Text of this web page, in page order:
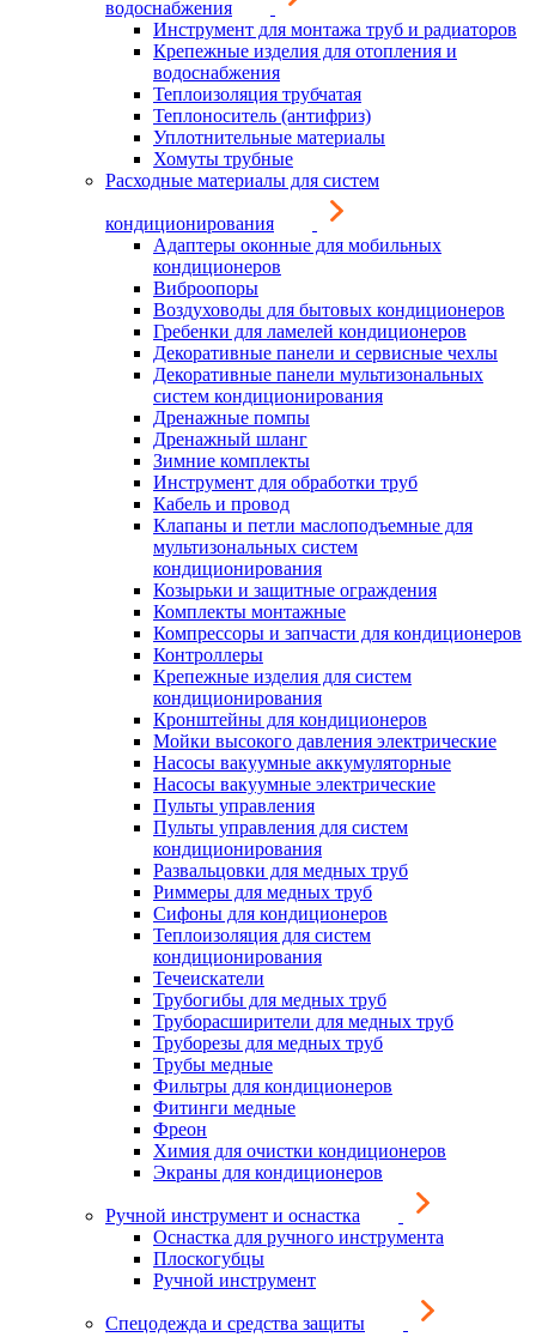
водоснабжения
Инструмент для монтажа труб и радиаторов
Крепежные изделия для отопления и
водоснабжения
Теплоизоляция трубчатая
Теплоноситель (антифриз)
Уплотнительные материалы
Хомуты трубные
Расходные материалы для систем
кондиционирования
Адаптеры оконные для мобильных
кондиционеров
Виброопоры
Воздуховоды для бытовых кондиционеров
Гребенки для ламелей кондиционеров
Декоративные панели и сервисные чехлы
Декоративные панели мультизональных
систем кондиционирования
Дренажные помпы
Дренажный шланг
Зимние комплекты
Инструмент для обработки труб
Кабель и провод
Клапаны и петли маслоподъемные для
мультизональных систем
кондиционирования
Козырьки и защитные ограждения
Комплекты монтажные
Компрессоры и запчасти для кондиционеров
Контроллеры
Крепежные изделия для систем
кондиционирования
Кронштейны для кондиционеров
Мойки высокого давления электрические
Насосы вакуумные аккумуляторные
Насосы вакуумные электрические
Пульты управления
Пульты управления для систем
кондиционирования
Развальцовки для медных труб
Риммеры для медных труб
Сифоны для кондиционеров
Теплоизоляция для систем
кондиционирования
Течеискатели
Трубогибы для медных труб
Труборасширители для медных труб
Труборезы для медных труб
Трубы медные
Фильтры для кондиционеров
Фитинги медные
Фреон
Химия для очистки кондиционеров
Экраны для кондиционеров
Ручной инструмент и оснастка
Оснастка для ручного инструмента
Плоскогубцы
Ручной инструмент
Спецодежда и средства защиты